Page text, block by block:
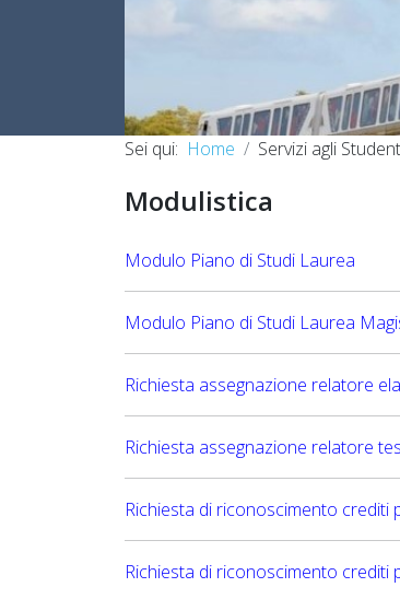
Sei qui: Home Servizi agli
Modulistica
Modulo Piano di Studi Laurea
Modulo Piano di Studi Laurea
Richiesta assegnazione relatore
Richiesta assegnazione relatore
Richiesta di riconoscimento crediti
Richiesta di riconoscimento